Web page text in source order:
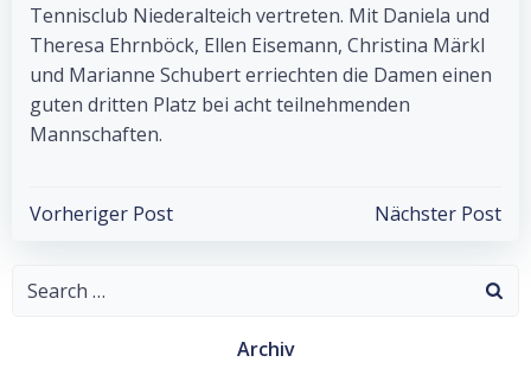
Tennisclub Niederalteich vertreten. Mit Daniela und
Theresa Ehrnböck, Ellen Eisemann, Christina Märkl
und Marianne Schubert erriechten die Damen einen
guten dritten Platz bei acht teilnehmenden
Mannschaften.
Post
navigation
Vorheriger Post
navigation
Nächster Post
Search
Archiv